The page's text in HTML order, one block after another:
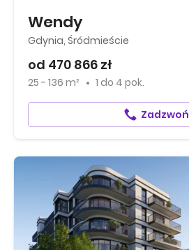
Wendy
Gdynia, Śródmieście
od 470 866 zł
25 - 136 m² 1 do 4 pok.
Zadzwoń